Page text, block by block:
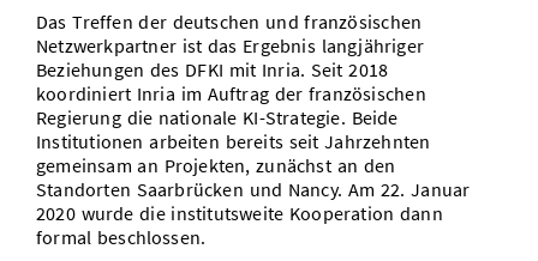
Das Treffen der deutschen und französischen
Netzwerkpartner ist das Ergebnis langjähriger
Beziehungen des DFKI mit Inria. Seit 2018
koordiniert Inria im Auftrag der französischen
Regierung die nationale KI-Strategie. Beide
Institutionen arbeiten bereits seit Jahrzehnten
gemeinsam an Projekten, zunächst an den
Standorten Saarbrücken und Nancy. Am 22. Januar
2020 wurde die institutsweite Kooperation dann
formal beschlossen.